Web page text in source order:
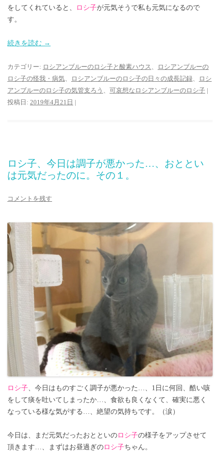
をしてくれていると、
ロシ子が元気そうで私も元気になるので
す。
続きを読む →
カテゴリー: ロシアンブルーのロシ子と酸素ハウス
ロシアンブルーの
ロシ子の怪我・病気
ロシアンブルーのロシ子の日々の成長記録
ロシ
アンブルーのロシ子の気管支ろう
可哀想なロシアンブルーのロシ子 |
投稿日: 2019年4月21日 |
ロシ子、今日は調子が悪かった…、おととい
は元気だったのに。その１。
コメントを残す
ロシ子、今日はものすごく調子が悪かった…、1日に何回、酷い咳
をして痰を吐いてしまったか…、食欲も良くなくて、確実に悪く
なっている様な気がする…、絶望の気持ちです。（涙）
今日は、まだ元気だったおとといのロシ子の様子をアップさせて
頂きます…、まずはお昼過ぎのロシ子ちゃん。